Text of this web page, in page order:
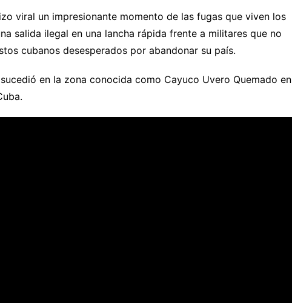
viral un impresionante momento de las fugas que viven los
salida ilegal en una lancha rápida frente a militares que no
cubanos desesperados por abandonar su país.
en la zona conocida como Cayuco Uvero Quemado en